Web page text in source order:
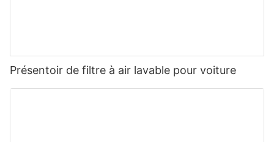
Présentoir de filtre à air lavable pour voiture